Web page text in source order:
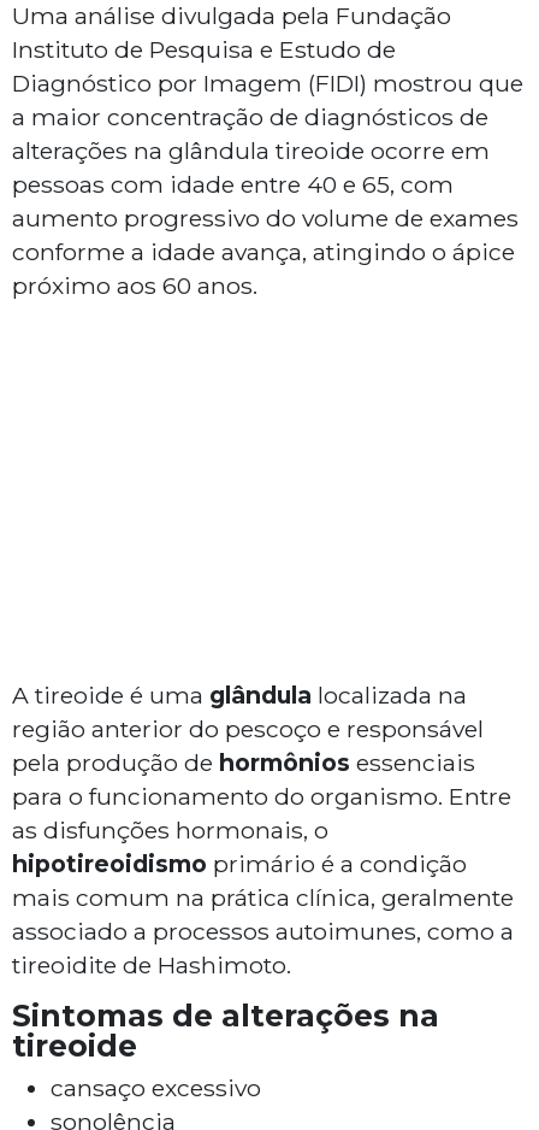
Uma análise divulgada pela Fundação
Instituto de Pesquisa e Estudo de
Diagnóstico por Imagem (FIDI) mostrou que
a maior concentração de diagnósticos de
alterações na glândula tireoide ocorre em
pessoas com idade entre 40 e 65, com
aumento progressivo do volume de exames
conforme a idade avança, atingindo o ápice
próximo aos 60 anos.
A tireoide é uma glândula localizada na
região anterior do pescoço e responsável
pela produção de hormônios essenciais
para o funcionamento do organismo. Entre
as disfunções hormonais, o
hipotireoidismo primário é a condição
mais comum na prática clínica, geralmente
associado a processos autoimunes, como a
tireoidite de Hashimoto.
Sintomas de alterações na
tireoide
cansaço excessivo
sonolência